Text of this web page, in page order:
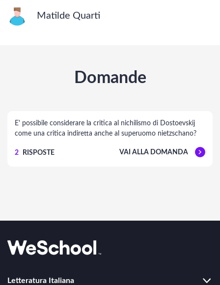
Matilde Quarti
Domande
E' possibile considerare la critica al nichilismo di Dostoevskij
come una critica indiretta anche al superuomo nietzschano?
2 RISPOSTE VAI ALLA DOMANDA
Letteratura Italiana